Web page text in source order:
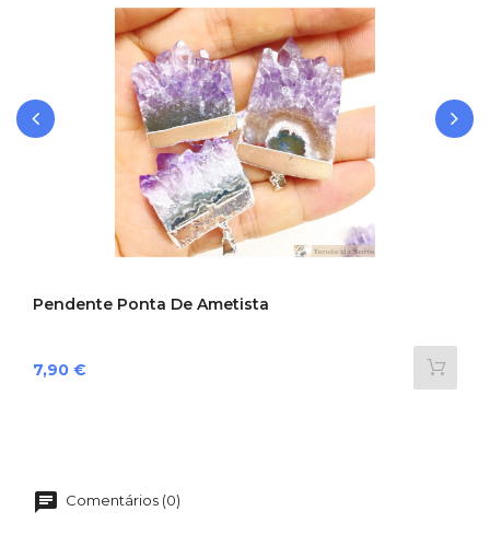
Pendente Ponta De Ametista
Preço
7,90 €
Comentários (0)